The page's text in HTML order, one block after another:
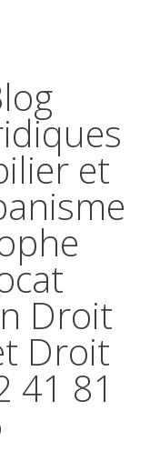
et
Droit
Droit
41 81